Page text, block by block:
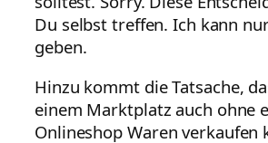
Du selbst treffen. Ich kann
geben.
Hinzu kommt die Tatsache,
einem Marktplatz auch ohne
Onlineshop Waren verkaufen